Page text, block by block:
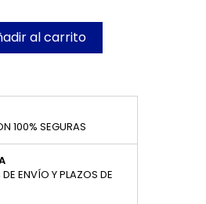
al carrito
100% SEGURAS
ENVÍO Y PLAZOS DE